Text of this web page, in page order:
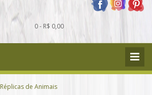
0 - R$ 0,00
Réplicas de Animais